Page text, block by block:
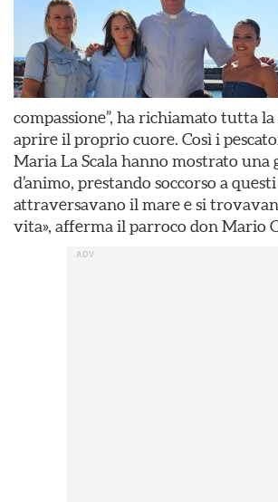
compassione”, ha richiamato tutta
aprire il proprio cuore. Così i
Maria La Scala hanno mostrato una
d’animo, prestando soccorso a
attraversavano il mare e si
vita», afferma il parroco don Mario